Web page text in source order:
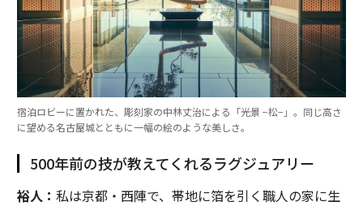
宿泊ロビーに置かれた、彫刻家の中林丈治による「光景 −松−」。同じ高さ
に望める名古屋城とともに一幅の絵のような美しさ。
500年前の技が教えてくれるラグジュアリー
裕人： 私は京都・西陣で、帯地に箔を引く職人の家に生